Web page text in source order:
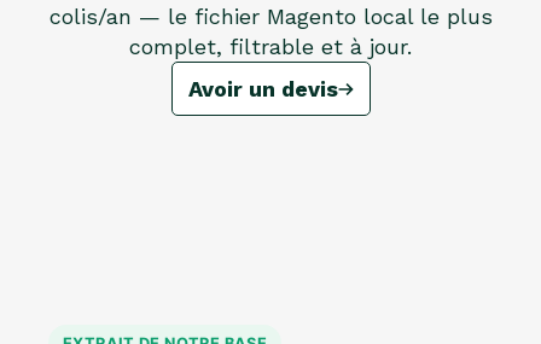
colis/an — le fichier Magento local le plus
complet, filtrable et à jour.
Avoir un devis